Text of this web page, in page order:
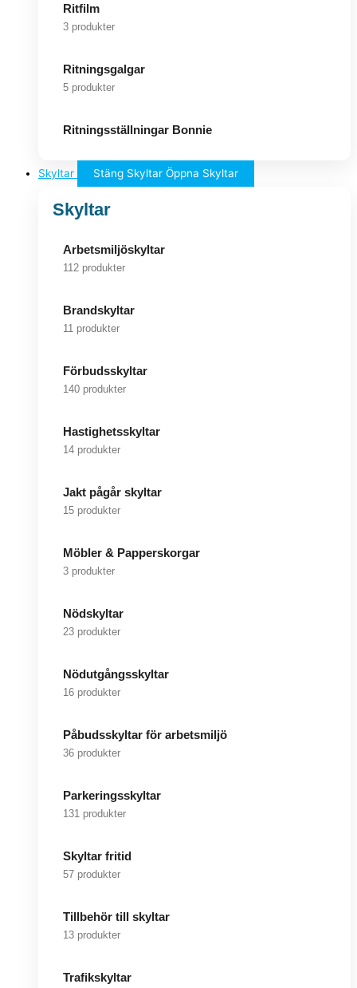
Ritfilm
3 produkter
Ritningsgalgar
5 produkter
Ritningsställningar Bonnie
Skyltar Stäng Skyltar Öppna Skyltar
Skyltar
Arbetsmiljöskyltar
112 produkter
Brandskyltar
11 produkter
Förbudsskyltar
140 produkter
Hastighetsskyltar
14 produkter
Jakt pågår skyltar
15 produkter
Möbler & Papperskorgar
3 produkter
Nödskyltar
23 produkter
Nödutgångsskyltar
16 produkter
Påbudsskyltar för arbetsmiljö
36 produkter
Parkeringsskyltar
131 produkter
Skyltar fritid
57 produkter
Tillbehör till skyltar
13 produkter
Trafikskyltar